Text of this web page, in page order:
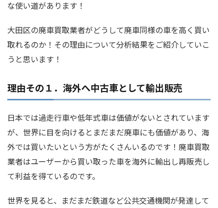
な使い道があります！
大田区の廃車買取業者がどうして廃車同様の車を高く買い
取れるのか！その理由について分析結果をご紹介していこ
うと思います！
理由その１．海外へ中古車として輸出販売
日本では過走行車や低年式車は価値がないとされています
が、世界に目を向けるとまだまだ廃車にも価値があり、海
外では買いたいという方がたくさんいるのです！廃車買取
業者はユーザーから買い取った車を海外に輸出し再販売し
て利益を得ているのです。
世界を見ると、まだまだ鉄道など公共交通機関が発達して